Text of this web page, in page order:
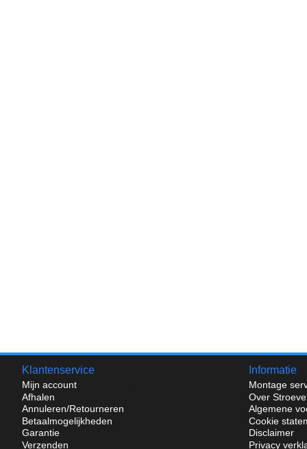
Klantenservice
Mijn account
Afhalen
Annuleren/Retourneren
Betaalmogelijkheden
Garantie
Verzenden
Informatie
Montage
Over
Algemene
Cookie
Disclaimer
Privacy